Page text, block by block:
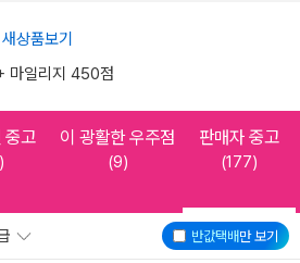
새상품보기
마일리지 450점
중고 이 광활한 우주점
(9)
판매자 중고
(177)
반값택배만 보기